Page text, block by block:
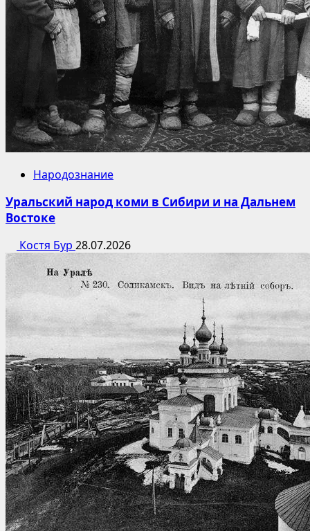
Народознание
Уральский народ коми в Сибири и на Дальнем
Востоке
Костя Бур 28.07.2026